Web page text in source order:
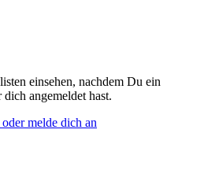
einsehen, nachdem Du ein
angemeldet hast.
melde dich an